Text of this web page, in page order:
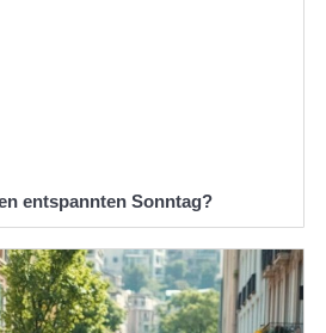
entspannten Sonntag?